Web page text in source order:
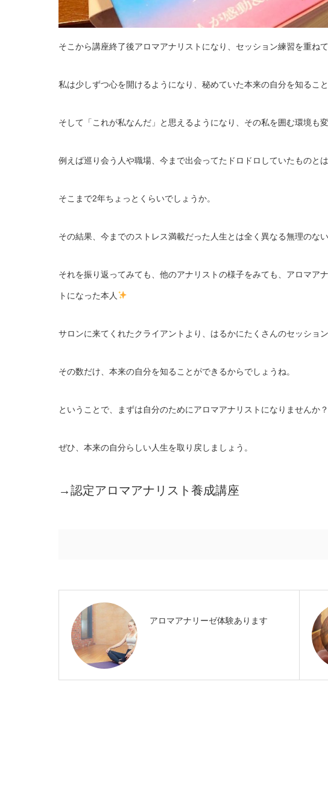
そこから講座終了後アロマアナリストになり、セッション練習を重ね
私は少しずつ心を開けるようになり、秘めていた本来の自分を知ること
そして「これが私なんだ」と思えるようになり、その私を囲む環境も
例えば巡り会う人や職場、今まで出会ってたドロドロしていたものと
そこまで2年ちょっとくらいでしょうか。
その結果、今までのストレス満載だった人生とは全く異なる無理のな
それを振り返ってみても、他のアナリストの様子をみても、アロマア
トになった本人
サロンに来てくれたクライアントより、はるかにたくさんのセッショ
その数だけ、本来の自分を知ることができるからでしょうね。
ということで、まずは自分のためにアロマアナリストになりませんか？
ぜひ、本来の自分らしい人生を取り戻しましょう。
→認定アロマアナリスト養成講座
アロマアナリーゼ体験あります